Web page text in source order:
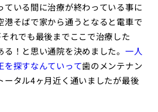
ている間に治療が終わっている事に
港そばで家から通うとなると電車で
れでも最後までここで治療した
！と思い通院を決めました。 一人
を探すなんていって歯のメンテナン
ータル4ヶ月近く通いましたが最後